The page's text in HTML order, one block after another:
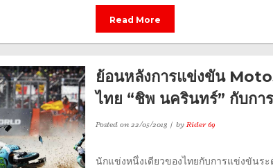
Read More
ย้อนหลังการแข่งขัน
ไทย “ชิพ นครินทร์” กับกา
Posted on22/05/2018 byRider 69
นักแข่งหนึ่งเดียวของไทยกับการแข่งขันร